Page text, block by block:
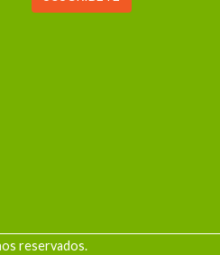
reservados.